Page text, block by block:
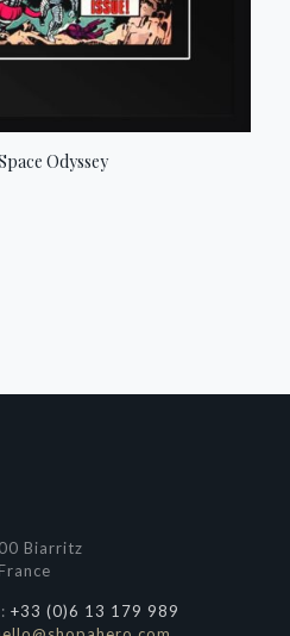
Odyssey
Biarritz
France
+33 (0)6 13 179 989